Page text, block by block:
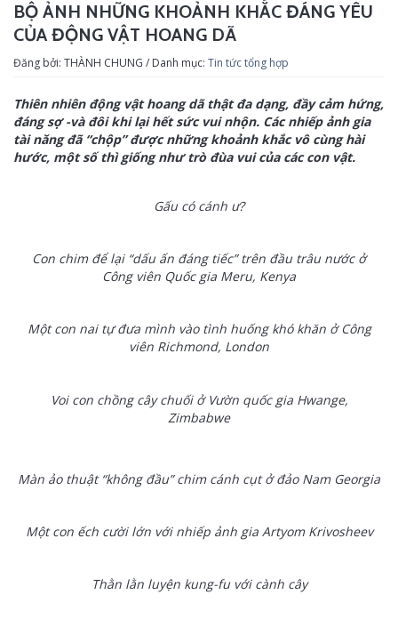
BỘ ẢNH NHỮNG KHOẢNH KHẮC ĐÁNG YÊU
CỦA ĐỘNG VẬT HOANG DÃ
Đăng bởi: THÀNH CHUNG / Danh mục: Tin tức tổng hợp
Thiên nhiên động vật hoang dã thật đa dạng, đầy cảm hứng,
đáng sợ -và đôi khi lại hết sức vui nhộn. Các nhiếp ảnh gia
tài năng đã “chộp” được những khoảnh khắc vô cùng hài
hước, một số thì giống như trò đùa vui của các con vật.
Gấu có cánh ư?
Con chim để lại “dấu ấn đáng tiếc” trên đầu trâu nước ở
Công viên Quốc gia Meru, Kenya
Một con nai tự đưa mình vào tình huống khó khăn ở Công
viên Richmond, London
Voi con chồng cây chuối ở Vườn quốc gia Hwange,
Zimbabwe
Màn ảo thuật “không đầu” chim cánh cụt ở đảo Nam Georgia
Một con ếch cười lớn với nhiếp ảnh gia Artyom Krivosheev
Thằn lằn luyện kung-fu với cành cây